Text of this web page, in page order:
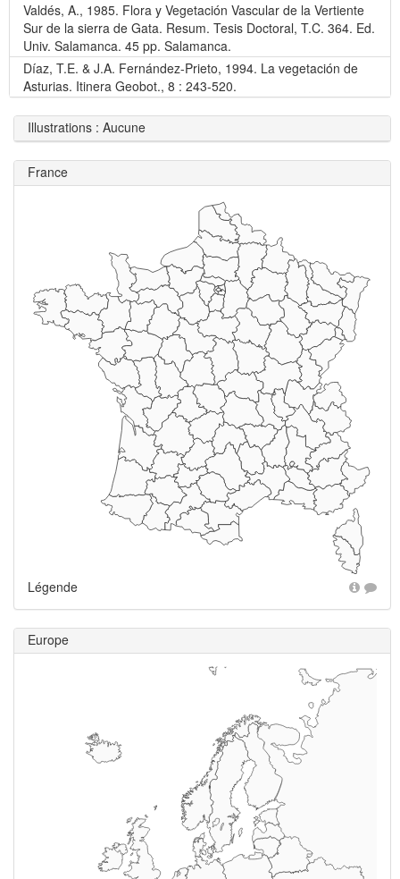
Valdés, A., 1985. Flora y Vegetación Vascular de la Vertiente
Sur de la sierra de Gata. Resum. Tesis Doctoral, T.C. 364. Ed.
Univ. Salamanca. 45 pp. Salamanca.
Díaz, T.E. & J.A. Fernández-Prieto, 1994. La vegetación de
Asturias. Itinera Geobot., 8 : 243-520.
Illustrations : Aucune
France
Légende
Europe